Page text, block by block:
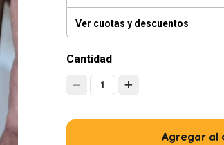
Ver cuotas y descuentos
Cantidad
1
Agregar al